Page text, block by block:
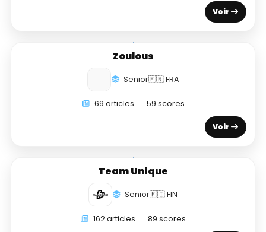
Voir
Zoulous
Senior🇫🇷 FRA
69 articles 59 scores
Voir
Team Unique
Senior🇫🇮 FIN
162 articles 89 scores